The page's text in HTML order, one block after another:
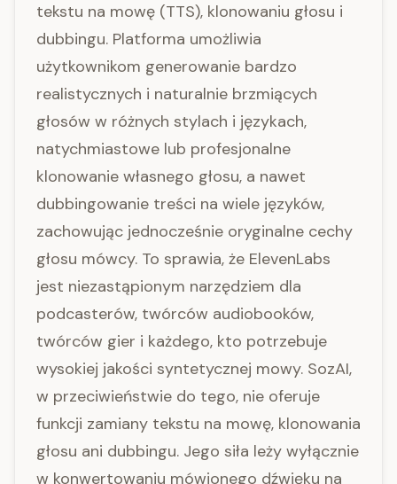
tekstu na mowę (TTS), klonowaniu głosu i
dubbingu. Platforma umożliwia
użytkownikom generowanie bardzo
realistycznych i naturalnie brzmiących
głosów w różnych stylach i językach,
natychmiastowe lub profesjonalne
klonowanie własnego głosu, a nawet
dubbingowanie treści na wiele języków,
zachowując jednocześnie oryginalne cechy
głosu mówcy. To sprawia, że ElevenLabs
jest niezastąpionym narzędziem dla
podcasterów, twórców audiobooków,
twórców gier i każdego, kto potrzebuje
wysokiej jakości syntetycznej mowy. SozAI,
w przeciwieństwie do tego, nie oferuje
funkcji zamiany tekstu na mowę, klonowania
głosu ani dubbingu. Jego siła leży wyłącznie
w konwertowaniu mówionego dźwięku na